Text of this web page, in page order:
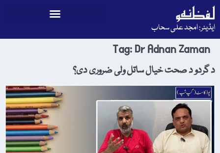
ایڈیٹر: امجد علی سحاب
Tag:Dr Adnan Zaman
د گردو د صحت خیال ساتل ولی ضروری دی؟